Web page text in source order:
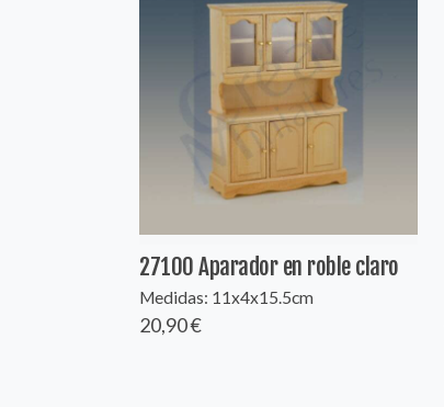
27100 Aparador en roble claro
Medidas: 11x4x15.5cm
20,90 €